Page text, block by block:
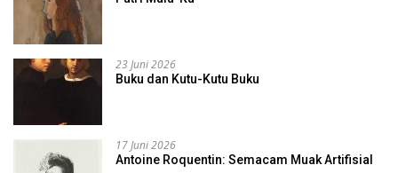
23 Juni 2026
Buku dan Kutu-Kutu Buku
17 Juni 2026
Antoine Roquentin: Semacam Muak Artifisial